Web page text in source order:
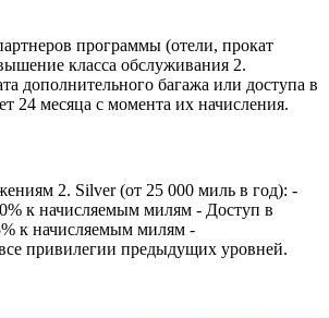
программы (отели, прокат
класса обслуживания 2.
дополнительного багажа или доступа в
24 месяца с момента их начисления.
2. Silver (от 25 000 миль в год): -
к начисляемым милям - Доступ в
к начисляемым милям -
привилегии предыдущих уровней.